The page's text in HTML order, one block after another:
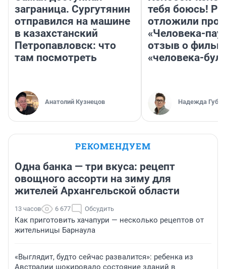
заграница. Сургутянин
отправился на машине
в казахстанский
Петропавловск: что
там посмотреть
Анатолий Кузнецов
тебя боюсь!
отложили
«Человека-
отзыв о
«человека-
Надежда
РЕКОМЕНДУЕМ
Одна банка — три вкуса: рецепт
овощного ассорти на зиму для
жителей Архангельской области
13 часов 6 677 Обсудить
Как приготовить хачапури — несколько рецептов от
жительницы Барнаула
«Выглядит, будто сейчас развалится»: ребенка из
Австралии шокировало состояние зданий в